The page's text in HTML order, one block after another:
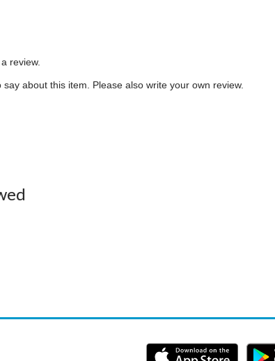
review.
about this item. Please also write your own review.